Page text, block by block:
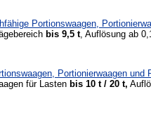
Portionswaagen,
bis 9,5 t, Auflösung ab
Portionierwaagen und
für Lasten bis 10 t / 20 t,